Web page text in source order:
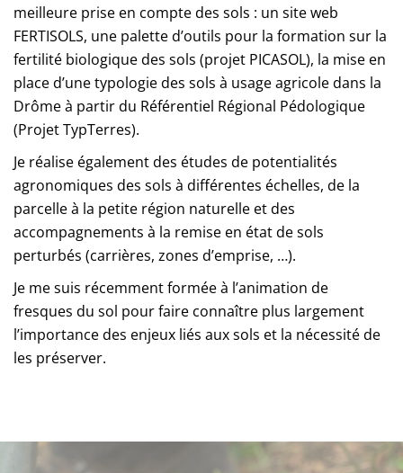
meilleure prise en compte des sols : un site web
FERTISOLS, une palette d’outils pour la formation sur la
fertilité biologique des sols (projet PICASOL), la mise en
place d’une typologie des sols à usage agricole dans la
Drôme à partir du Référentiel Régional Pédologique
(Projet TypTerres).
Je réalise également des études de potentialités
agronomiques des sols à différentes échelles, de la
parcelle à la petite région naturelle et des
accompagnements à la remise en état de sols
perturbés (carrières, zones d’emprise, …).
Je me suis récemment formée à l’animation de
fresques du sol pour faire connaître plus largement
l’importance des enjeux liés aux sols et la nécessité de
les préserver.